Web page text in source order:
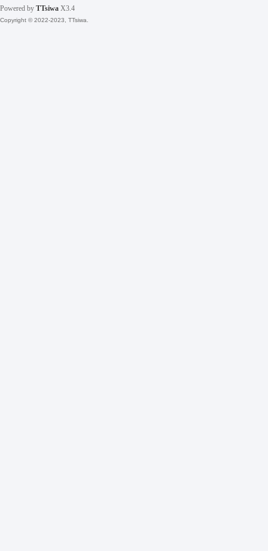
Powered by TTsiwa X3.4
Copyright © 2022-2023, TTsiwa.